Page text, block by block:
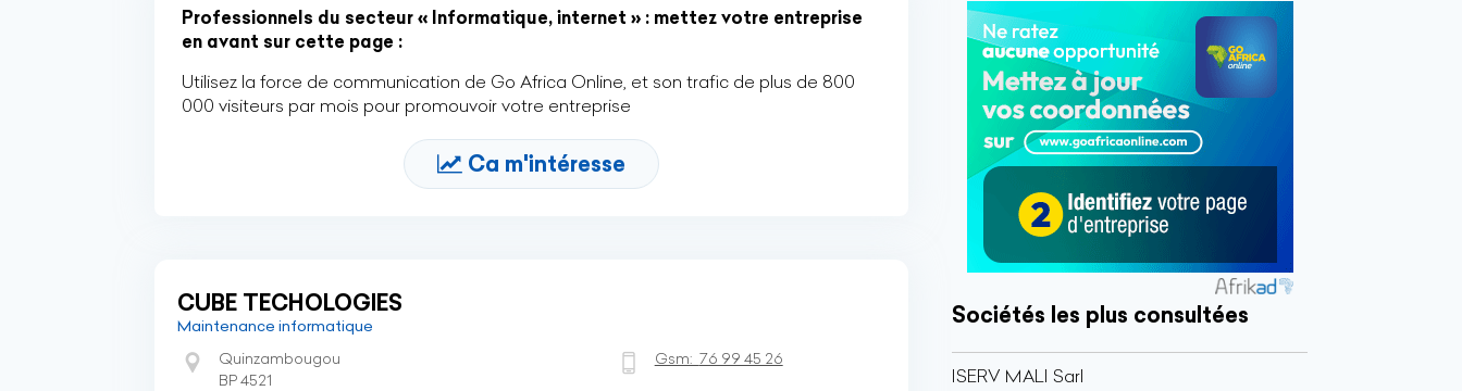
Professionnels du secteur « Informatique, internet » : mettez votre entreprise
en avant sur cette page :
Utilisez la force de communication de Go Africa Online, et son trafic de plus de 800
000 visiteurs par mois pour promouvoir votre entreprise
Ca m'intéresse
CUBE TECHOLOGIES
Maintenance informatique
Quinzambougou
BP 4521
Gsm: 76 99 45 26
Sociétés les plus consultées
ISERV MALI Sarl